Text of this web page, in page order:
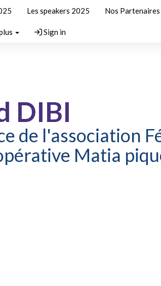
Les speakers 2025 Nos Partenaires
Sign in
DIBI
de l'association
Matia